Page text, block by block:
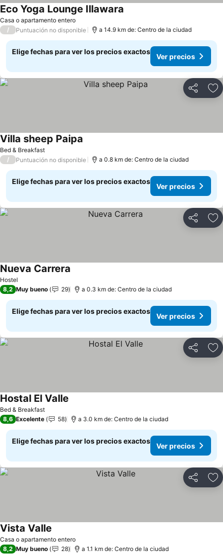
Casa o apartamento entero
Eco Yoga Lounge Illawara
/ Puntuación no disponible a 14.9 km de: Centro de la ciudad
Elige fechas para ver los precios exactos
Ver precios
Compartir
Bed & Breakfast
Villa sheep Paipa
/ Puntuación no disponible a 0.8 km de: Centro de la ciudad
Elige fechas para ver los precios exactos
Ver precios
Compartir
Hostel
Nueva Carrera
8,2 Muy bueno 29 a 0.3 km de: Centro de la ciudad
Elige fechas para ver los precios exactos
Ver precios
Compartir
Bed & Breakfast
Hostal El Valle
8,6 Excelente 58 a 3.0 km de: Centro de la ciudad
Elige fechas para ver los precios exactos
Ver precios
Compartir
Casa o apartamento entero
Vista Valle
8,2 Muy bueno 28 a 1.1 km de: Centro de la ciudad